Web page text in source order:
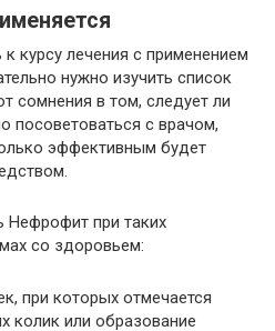
курсу лечения с применением
нужно изучить список
сомнения в том, следует ли
посоветоваться с врачом,
эффективным будет
Нефрофит при таких
со здоровьем:
при которых отмечается
колик или образование